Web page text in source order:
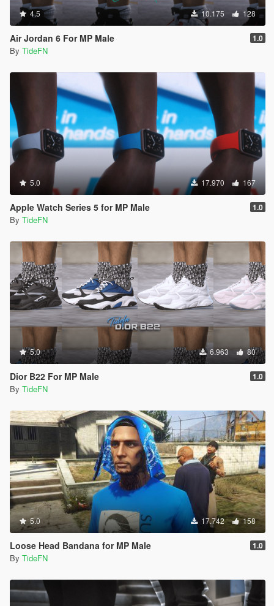
4.5 10.175 128
Air Jordan 6 For MP Male 1.0
By TideFN
5.0 17.970 167
Apple Watch Series 5 for MP Male 1.0
By TideFN
5.0 6.963 80
Dior B22 For MP Male 1.0
By TideFN
5.0 17.742 158
Loose Head Bandana for MP Male 1.0
By TideFN